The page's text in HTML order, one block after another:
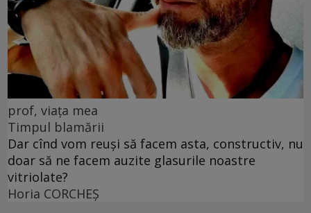
prof, viața mea
Timpul blamării
Dar cînd vom reuși să facem asta, constructiv, nu
doar să ne facem auzite glasurile noastre
vitriolate?
Horia CORCHEŞ